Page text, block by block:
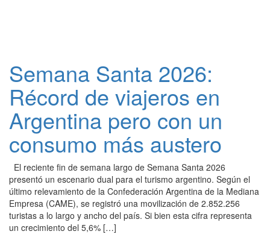
Semana Santa 2026:
Récord de viajeros en
Argentina pero con un
consumo más austero
El reciente fin de semana largo de Semana Santa 2026
presentó un escenario dual para el turismo argentino. Según el
último relevamiento de la Confederación Argentina de la Mediana
Empresa (CAME), se registró una movilización de 2.852.256
turistas a lo largo y ancho del país. Si bien esta cifra representa
un crecimiento del 5,6% […]